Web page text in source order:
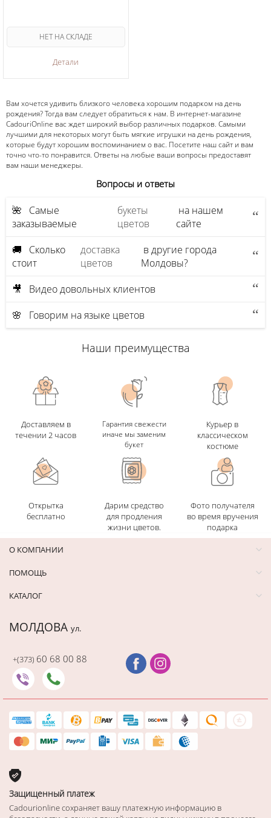
Детали
НЕТ НА СКЛАДЕ
Вам хочется удивить близкого человека хорошим подарком на день
рождения? Тогда вам следует обратиться к нам. В интернет-магазине
CadouriOnline вас ждет широкий выбор различных подарков. Самыми
лучшими для некоторых могут быть мягкие игрушки на день рождения,
которые будут хорошим воспоминанием о вас. Посетите наш сайт и вам
точно что-то понравится. Ответы на любые ваши вопросы предоставят
вам наши менеджеры.
Вопросы и ответы
🌺 Самые
заказываемые
букеты
цветов
на нашем
сайте
🚚 Сколько
стоит
доставка
цветов
в другие города
Молдовы?
🎥 Видео довольных клиентов
🌸 Говорим на языке цветов
Наши преимущества
Доставляем в
течении 2 часов
Гарантия свежести
иначе мы заменим
букет
Курьер в
классическом
костюме
Открытка
бесплатно
Дарим средство
для продления
жизни цветов.
Фото получателя
во время вручения
подарка
О КОМПАНИИ
ПОМОЩЬ
КАТАЛОГ
МОЛДОВА ул.
+(373) 60 68 00 88
Защищенный платеж
Cadourionline сохраняет вашу платежную информацию в